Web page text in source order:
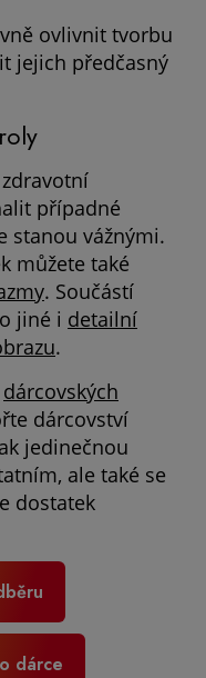
ovlivnit tvorbu
jejich předčasný
případné
stanou vážnými.
můžete také
. Součástí
jiné i detailní
.
dárcovských
dárcovství
jedinečnou
ale také se
dostatek
dárce